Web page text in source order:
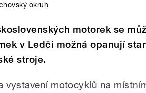
okruh
motorek se
v Ledči možná opanují
stroje.
vystavení motocyklů na